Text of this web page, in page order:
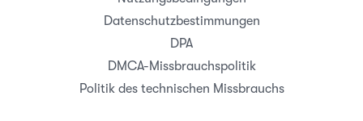
Datenschutzbestimmungen
DPA
DMCA-Missbrauchspolitik
Politik des technischen Missbrauchs